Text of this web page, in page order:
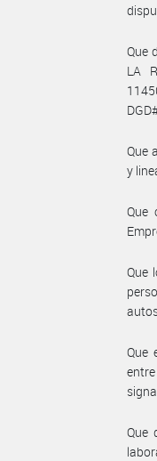
Que
LA
Que
y
Que
Que
Que
Que